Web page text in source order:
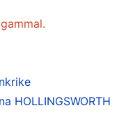
HOLLINGSWORTH